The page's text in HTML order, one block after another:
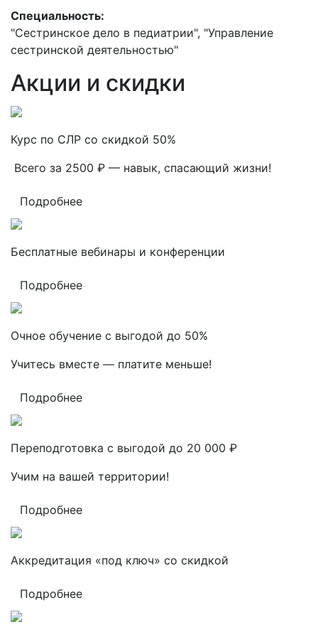
Специальность:
"Сестринское дело в педиатрии", "Управление
сестринской деятельностью"
Акции и скидки
Курс по СЛР со скидкой 50%
Всего за 2500 ₽ — навык, спасающий жизни!
Подробнее
Бесплатные вебинары и конференции
Подробнее
Очное обучение с выгодой до 50%
Учитесь вместе — платите меньше!
Подробнее
Переподготовка с выгодой до 20 000 ₽
Учим на вашей территории!
Подробнее
Аккредитация «под ключ» со скидкой
Подробнее